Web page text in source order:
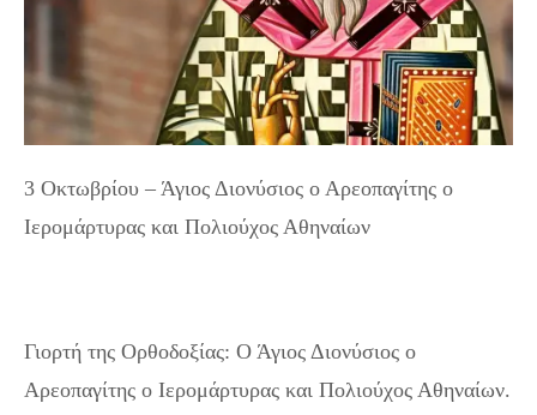
3 Οκτωβρίου – Άγιος Διονύσιος ο Αρεοπαγίτης ο
Ιερομάρτυρας και Πολιούχος Αθηναίων
Γιορτή της Ορθοδοξίας: Ο Άγιος Διονύσιος ο
Αρεοπαγίτης ο Ιερομάρτυρας και Πολιούχος Αθηναίων.